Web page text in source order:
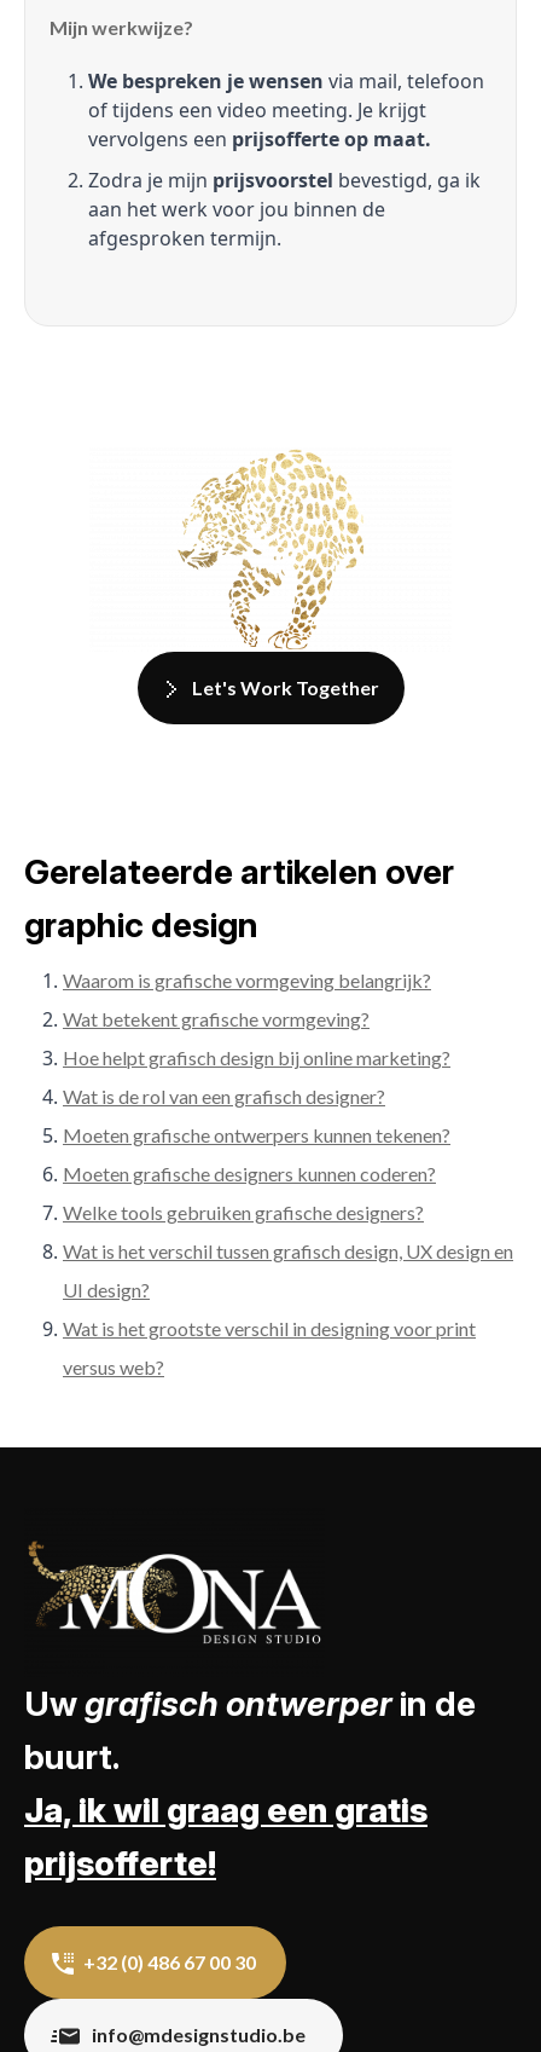
Mijn werkwijze?
We bespreken je wensen via mail, telefoon
of tijdens een video meeting. Je krijgt
vervolgens een prijsofferte op maat.
Zodra je mijn prijsvoorstel bevestigd, ga ik
aan het werk voor jou binnen de
afgesproken termijn.
Let's Work Together
Gerelateerde artikelen over
graphic design
Waarom is grafische vormgeving belangrijk?
Wat betekent grafische vormgeving?
Hoe helpt grafisch design bij online marketing?
Wat is de rol van een grafisch designer?
Moeten grafische ontwerpers kunnen tekenen?
Moeten grafische designers kunnen coderen?
Welke tools gebruiken grafische designers?
Wat is het verschil tussen grafisch design, UX design en
UI design?
Wat is het grootste verschil in designing voor print
versus web?
Uwgrafisch ontwerperin de
buurt.
Ja, ik wil graag een gratis
prijsofferte!
+32 (0) 486 67 00 30
info@mdesignstudio.be